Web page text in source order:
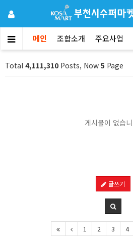
메인 조합소개 주요사업
Total 4,111,310 Posts, Now 5 Page
게시물이 없습
글쓰기
1 2 3 4